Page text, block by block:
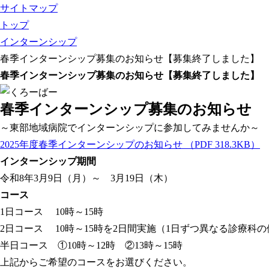
サイトマップ
トップ
インターンシップ
春季インターンシップ募集のお知らせ【募集終了しました】
春季インターンシップ募集のお知らせ【募集終了しました】
春季インターンシップ募集のお知らせ
～東部地域病院でインターンシップに参加してみませんか～
2025年度春季インターンシップのお知らせ
（PDF 318.3KB）
インターンシップ期間
令和8年3月9日（月）～ 3月19日（木）
コース
1日コース 10時～15時
2日コース 10時～15時を2日間実施（1日ずつ異なる診療科の
半日コース ①10時～12時 ②13時～15時
上記からご希望のコースをお選びください。